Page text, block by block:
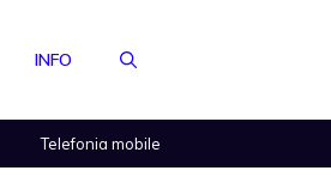
INFO
Telefonia mobile